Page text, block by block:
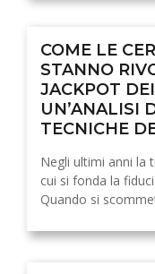
COME LE
STANNO
JACKPOT
UN’ANALISI
TECNICHE
Negli ultimi anni la
cui si fonda la
Quando si